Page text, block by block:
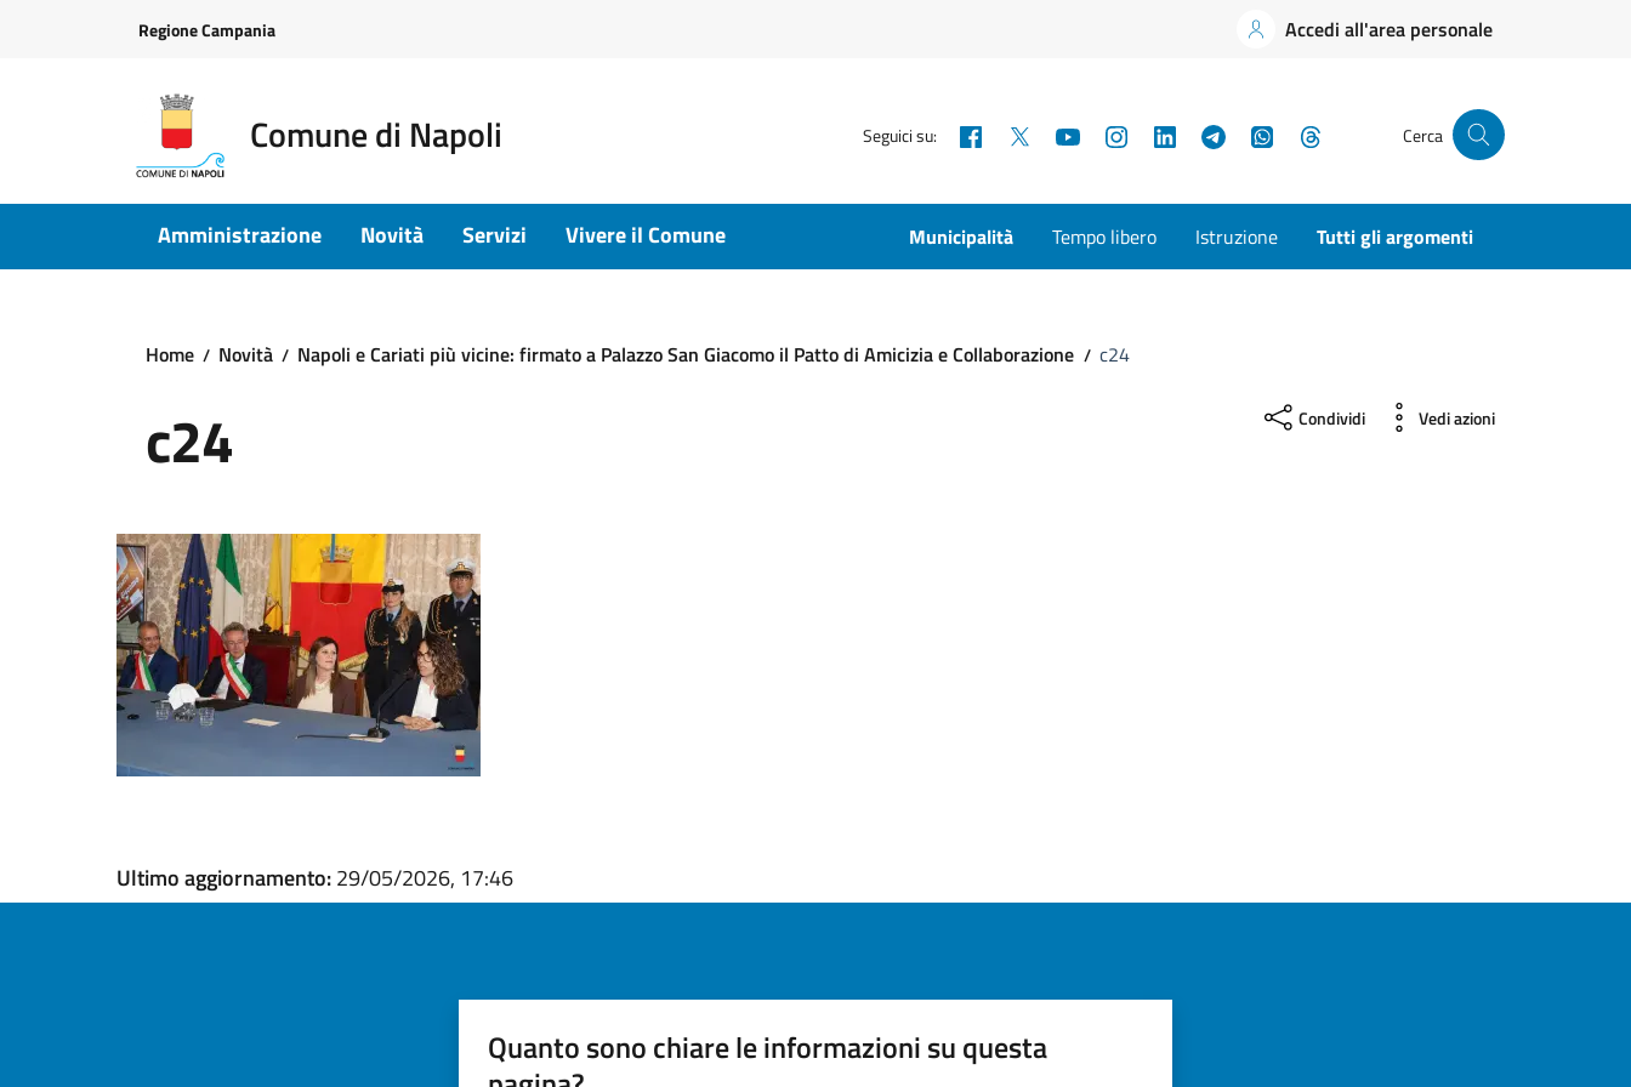
Regione Campania Accedi all'area personale
Comune di Napoli Seguici su: Facebook YouTubeInstagramLinkedInTelegramWhatsApp Cerca
Amministrazione Novità Servizi Vivere il Comune Municipalità Tempo libero Istruzione Tutti gli argomenti
Home Novità Napoli e Cariati più vicine: firmato a Palazzo San Giacomo il Patto di Amicizia e Collaborazione c24
c24 Condividi Vedi azioni
Ultimo aggiornamento:29/05/2026, 17:46
Quanto sono chiare le informazioni su questa